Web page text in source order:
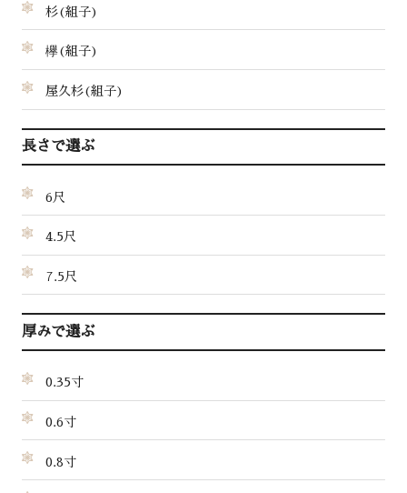
杉(組子)
欅(組子)
屋久杉(組子)
長さで選ぶ
6尺
4.5尺
7.5尺
厚みで選ぶ
0.35寸
0.6寸
0.8寸